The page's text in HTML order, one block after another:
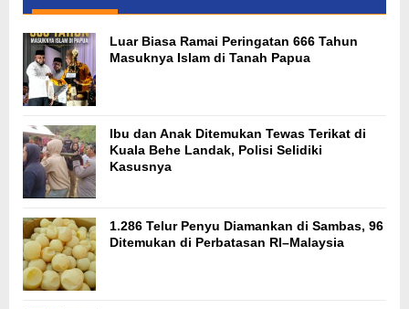
Luar Biasa Ramai Peringatan 666 Tahun
Masuknya Islam di Tanah Papua
Ibu dan Anak Ditemukan Tewas Terikat di
Kuala Behe Landak, Polisi Selidiki
Kasusnya
1.286 Telur Penyu Diamankan di Sambas, 96
Ditemukan di Perbatasan RI–Malaysia